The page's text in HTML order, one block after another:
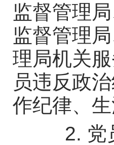
监督管理
监督管理
理局机关
员违反政
作纪律、
2. 党